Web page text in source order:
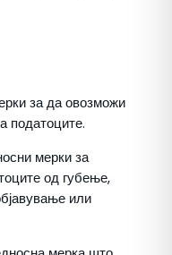
за да овозможи
податоците.
мерки за
од губење,
или